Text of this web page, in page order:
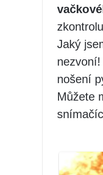
Jaký
nošení
Můžete